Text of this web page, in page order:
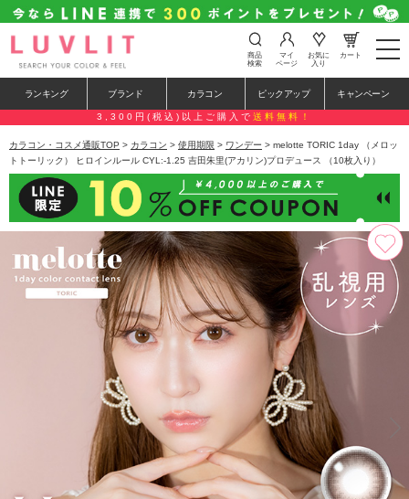
t
o
e
n
a
a
i
o
n
商品
検索
マイ
ページ
お気に
入り
カート
ランキング ブランド カラコン ピックアップ キャンペーン
3,300円(税込)以上ご購入で 送料無料！
カラコン・コスメ通販TOP > カラコン > 使用期限 > ワンデー > melotte TORIC 1day （メロッ
トトーリック） ヒロインルール CYL:-1.25 吉田朱里(アカリン)プロデュース （10枚入り）